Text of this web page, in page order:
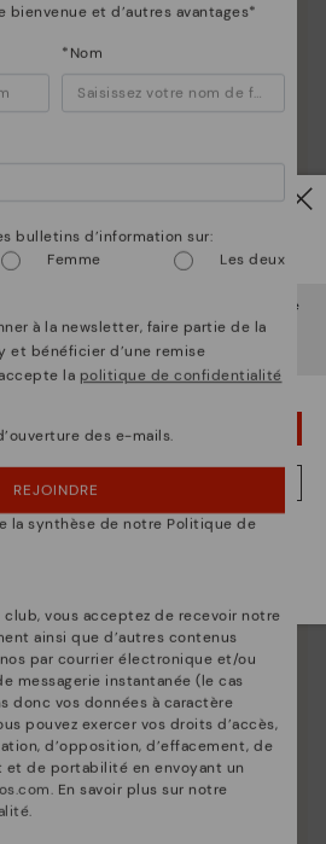
clés pour nettoyer et
premier jour.
et vous allez accéder au site
Web deÉtats-Unis ?
JE VEUX RESTER EN ÉTATS-UNIS
SUR LE SITE WEB DU FRANCE
dans plus de 29 boutiques
et d’autres avantages*
*Nom
bulletins d’information sur:
Femme Les deux
à la newsletter, faire partie de la
et bénéficier d’une remise
la politique de confidentialité
des e-mails.
REJOINDRE
la synthèse de notre Politique de
vous acceptez de recevoir notre
ainsi que d’autres contenus
par courrier électronique et/ou
messagerie instantanée (le cas
donc vos données à caractère
pouvez exercer vos droits d’accès,
d’opposition, d’effacement, de
de portabilité en envoyant un
. En savoir plus sur notre
.